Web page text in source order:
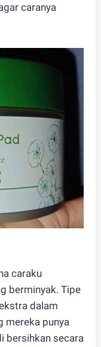
caranya
caraku
berminyak. Tipe
dalam
mereka punya
bersihkan secara